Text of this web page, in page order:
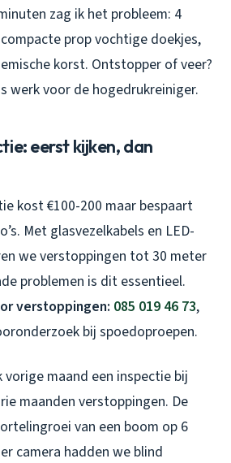
zag ik het probleem: 4
prop vochtige doekjes,
korst. Ontstopper of veer?
werk voor de hogedrukreiniger.
eerst kijken, dan
kost €100-200 maar bespaart
Met glasvezelkabels en LED-
we verstoppingen tot 30 meter
problemen is dit essentieel.
verstoppingen: 085 019 46 73,
bij spoedoproepen.
vorige maand een inspectie bij
maanden verstoppingen. De
van een boom op 6
camera hadden we blind